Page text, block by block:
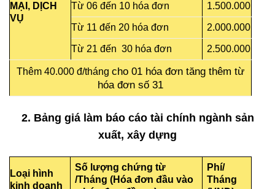
MẠI, DỊCH
VỤ
Từ 06 đến 10 hóa đơn 1.500.000
Từ 11 đến 20 hóa đơn 2.000.000
Từ 21 đến 30 hóa đơn 2.500.000
Thêm 40.000 đ/tháng cho 01 hóa đơn tăng thêm từ
hóa đơn số 31
2. Bảng giá làm báo cáo tài chính ngành sản
xuất, xây dựng
Loại hình
kinh doanh
Số lượng chứng từ
/Tháng (Hóa đơn đầu vào
Phí/
Tháng